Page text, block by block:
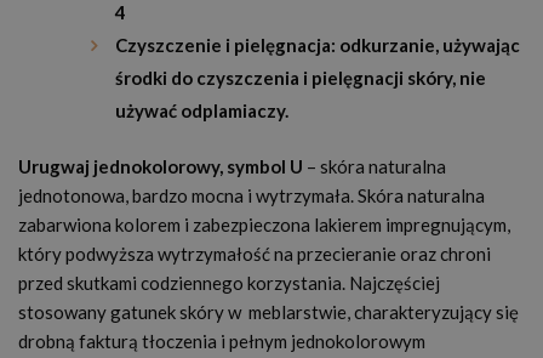
4
Czyszczenie i pielęgnacja: odkurzanie, używając
środki do czyszczenia i pielęgnacji skóry, nie
używać odplamiaczy.
Urugwaj jednokolorowy, symbol U – skóra naturalna
jednotonowa, bardzo mocna i wytrzymała. Skóra naturalna
zabarwiona kolorem i zabezpieczona lakierem impregnującym,
który podwyższa wytrzymałość na przecieranie oraz chroni
przed skutkami codziennego korzystania. Najczęściej
stosowany gatunek skóry w meblarstwie, charakteryzujący się
drobną fakturą tłoczenia i pełnym jednokolorowym